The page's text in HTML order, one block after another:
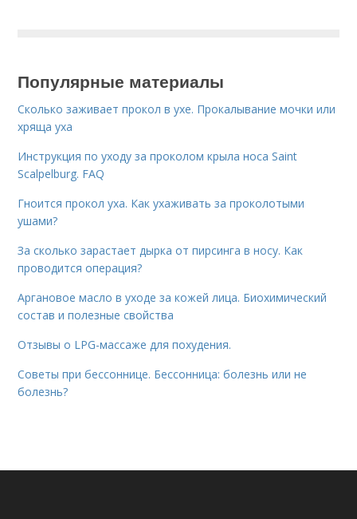
Популярные материалы
Сколько заживает прокол в ухе. Прокалывание мочки или
хряща уха
Инструкция по уходу за проколом крыла носа Saint
Scalpelburg. FAQ
Гноится прокол уха. Как ухаживать за проколотыми
ушами?
За сколько зарастает дырка от пирсинга в носу. Как
проводится операция?
Аргановое масло в уходе за кожей лица. Биохимический
состав и полезные свойства
Отзывы о LPG-массаже для похудения.
Советы при бессоннице. Бессонница: болезнь или не
болезнь?